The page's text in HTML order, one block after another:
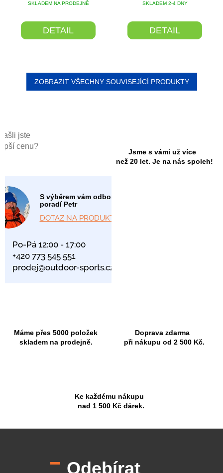
jste
cenu?
S výběrem vám odborně
poradí Petr
DOTAZ NA PRODUKT
Po-Pá 12:00 - 17:00
+420 773 545 551
prodej@outdoor-sports.cz
Jsme s vámi už více
než 20 let. Je na nás spoleh!
Máme přes 5000 položek
skladem na prodejně.
Doprava zdarma
při nákupu od 2 500 Kč.
Ke každému nákupu
nad 1 500 Kč dárek.
SKLADEM NA PRODEJNĚ
DETAIL
SKLADEM 2-4 DNY
DETAIL
ZOBRAZIT VŠECHNY SOUVISEJÍCÍ PRODUKTY
Odebírat